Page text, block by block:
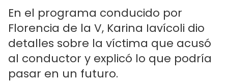
En el programa conducido por
Florencia de la V, Karina Iavícoli dio
detalles sobre la víctima que acusó
al conductor y explicó lo que podría
pasar en un futuro.